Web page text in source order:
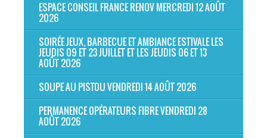
ESPACE CONSEIL FRANCE RENOV MERCREDI 12 AOÛT
2026
SOIRÉE JEUX, BARBECUE ET AMBIANCE ESTIVALE LES
JEUDIS 09 ET 23 JUILLET ET LES JEUDIS 06 ET 13
AOÛT 2026
SOUPE AU PISTOU VENDREDI 14 AOÛT 2026
PERMANENCE OPÉRATEURS FIBRE VENDREDI 28
AOÛT 2026